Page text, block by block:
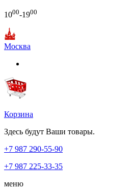
1000-1900
Москва
Корзина
Здесь будут Ваши товары.
+7 987 290-55-90
+7 987 225-33-35
меню